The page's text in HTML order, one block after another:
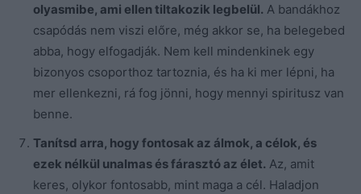
olyasmibe, ami ellen tiltakozik legbelül. A bandákhoz
csapódás nem viszi előre, még akkor se, ha belegebed
abba, hogy elfogadják. Nem kell mindenkinek egy
bizonyos csoporthoz tartoznia, és ha ki mer lépni, ha
mer ellenkezni, rá fog jönni, hogy mennyi spiritusz van
benne.
Tanítsd arra, hogy fontosak az álmok, a célok, és
ezek nélkül unalmas és fárasztó az élet. Az, amit
keres, olykor fontosabb, mint maga a cél. Haladjon